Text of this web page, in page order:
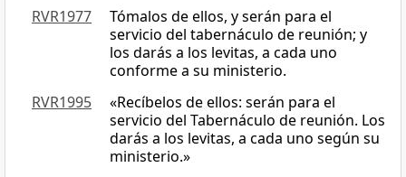
RVR1977
Tómalos de ellos, y serán para el
servicio del tabernáculo de reunión; y
los darás a los levitas, a cada uno
conforme a su ministerio.
RVR1995
«Recíbelos de ellos: serán para el
servicio del Tabernáculo de reunión. Los
darás a los levitas, a cada uno según su
ministerio.»